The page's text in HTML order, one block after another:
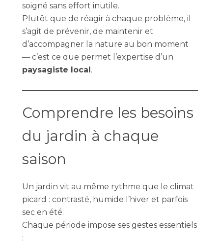
soigné sans effort inutile.
Plutôt que de réagir à chaque problème, il
s’agit de prévenir, de maintenir et
d’accompagner la nature au bon moment
— c’est ce que permet l’expertise d’un
paysagiste local.
Comprendre les besoins
du jardin à chaque
saison
Un jardin vit au même rythme que le climat
picard : contrasté, humide l’hiver et parfois
sec en été.
Chaque période impose ses gestes essentiels
: